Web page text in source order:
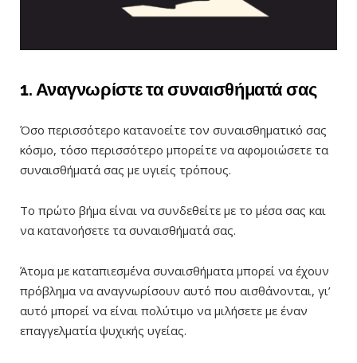
1. Αναγνωρίστε τα συναισθήματά σας
Όσο περισσότερο κατανοείτε τον συναισθηματικό σας
κόσμο, τόσο περισσότερο μπορείτε να αφομοιώσετε τα
συναισθήματά σας με υγιείς τρόπους.
Το πρώτο βήμα είναι να συνδεθείτε με το μέσα σας και
να κατανοήσετε τα συναισθήματά σας.
Άτομα με καταπιεσμένα συναισθήματα μπορεί να έχουν
πρόβλημα να αναγνωρίσουν αυτό που αισθάνονται, γι’
αυτό μπορεί να είναι πολύτιμο να μιλήσετε με έναν
επαγγελματία ψυχικής υγείας.